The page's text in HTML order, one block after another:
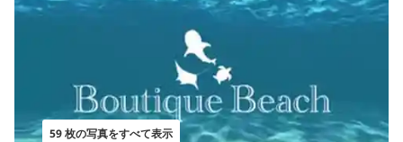
59 枚の写真をすべて表示